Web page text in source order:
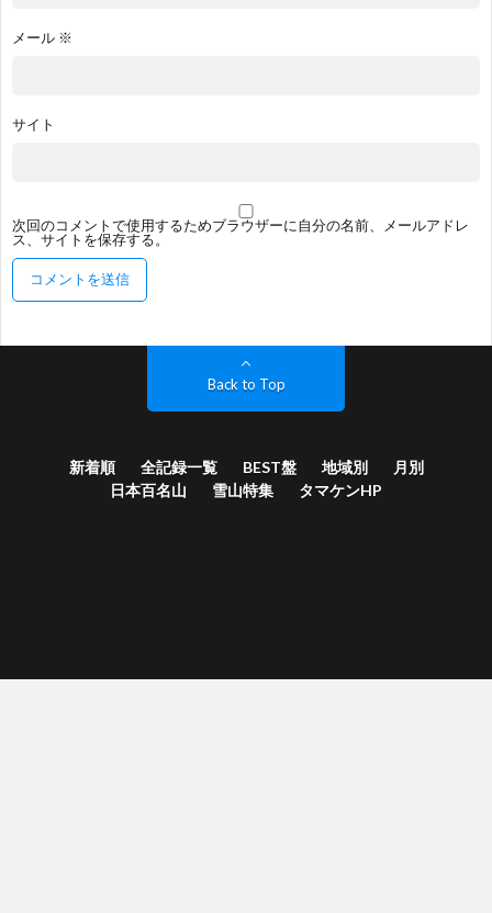
メール ※
サイト
次回のコメントで使用するためブラウザーに自分の名前、メールアドレ
ス、サイトを保存する。
Back to Top
新着順 全記録一覧 BEST盤 地域別
月別
日本百名山
雪山特集 タマケンHP